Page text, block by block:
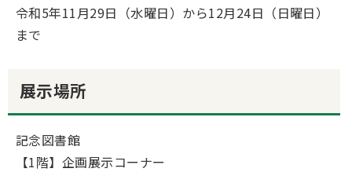
令和5年11月29日（水曜日）から12月24日（日曜日）
まで
展示場所
記念図書館
【1階】企画展示コーナー